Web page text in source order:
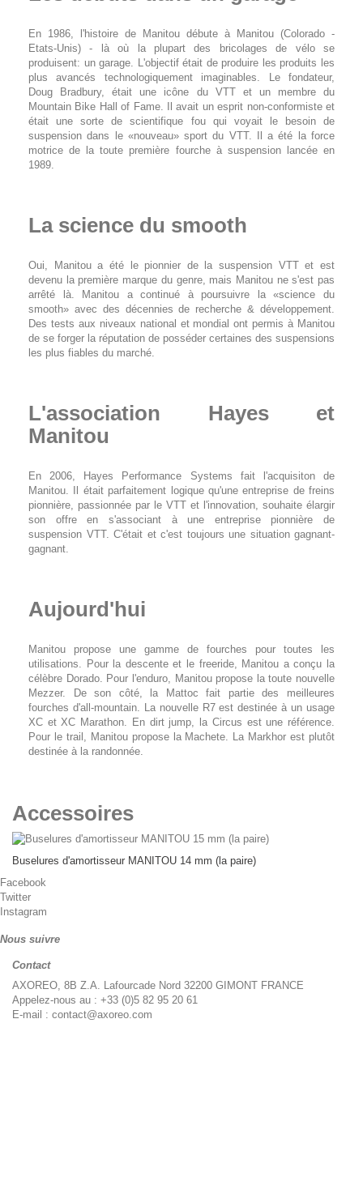
En 1986, l'histoire de Manitou débute à Manitou (Colorado -
Etats-Unis) - là où la plupart des bricolages de vélo se
produisent: un garage. L'objectif était de produire les produits les
plus avancés technologiquement imaginables. Le fondateur,
Doug Bradbury, était une icône du VTT et un membre du
Mountain Bike Hall of Fame. Il avait un esprit non-conformiste et
était une sorte de scientifique fou qui voyait le besoin de
suspension dans le «nouveau» sport du VTT. Il a été la force
motrice de la toute première fourche à suspension lancée en
1989.
La science du smooth
Oui, Manitou a été le pionnier de la suspension VTT et est
devenu la première marque du genre, mais Manitou ne s'est pas
arrêté là. Manitou a continué à poursuivre la «science du
smooth» avec des décennies de recherche & développement.
Des tests aux niveaux national et mondial ont permis à Manitou
de se forger la réputation de posséder certaines des suspensions
les plus fiables du marché.
L'association Hayes et
Manitou
En 2006, Hayes Performance Systems fait l'acquisiton de
Manitou. Il était parfaitement logique qu'une entreprise de freins
pionnière, passionnée par le VTT et l'innovation, souhaite élargir
son offre en s'associant à une entreprise pionnière de
suspension VTT. C'était et c'est toujours une situation gagnant-
gagnant.
Aujourd'hui
Manitou propose une gamme de fourches pour toutes les
utilisations. Pour la descente et le freeride, Manitou a conçu la
célèbre Dorado. Pour l'enduro, Manitou propose la toute nouvelle
Mezzer. De son côté, la Mattoc fait partie des meilleures
fourches d'all-mountain. La nouvelle R7 est destinée à un usage
XC et XC Marathon. En dirt jump, la Circus est une référence.
Pour le trail, Manitou propose la Machete. La Markhor est plutôt
destinée à la randonnée.
Accessoires
Buselures d'amortisseur MANITOU 14 mm (la paire)
Facebook
Twitter
Instagram
Nous suivre
Contact
AXOREO, 8B Z.A. Lafourcade Nord 32200 GIMONT FRANCE
Appelez-nous au : +33 (0)5 82 95 20 61
E-mail : contact@axoreo.com